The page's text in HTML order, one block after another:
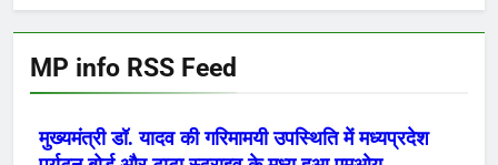
MP info RSS Feed